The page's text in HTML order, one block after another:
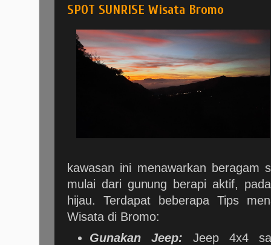
SPOT SUNRISE Wisata Bromo
kawasan ini menawarkan beragam
mulai dari gunung berapi aktif,
hijau. Terdapat beberapa Tips
Wisata di Bromo:
Gunakan Jeep: Jeep 4x4